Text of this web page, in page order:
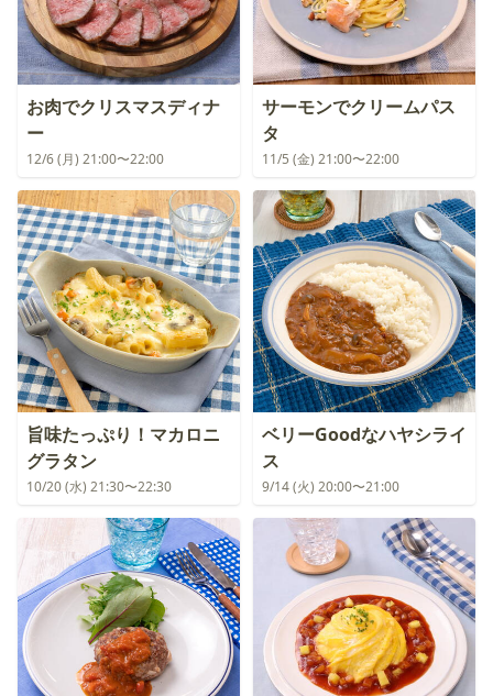
お肉でクリスマスディナ
ー
12/6 (月) 21:00〜22:00
サーモンでクリームパス
タ
11/5 (金) 21:00〜22:00
旨味たっぷり！マカロニ
グラタン
10/20 (水) 21:30〜22:30
ベリーGoodなハヤシライ
ス
9/14 (火) 20:00〜21:00